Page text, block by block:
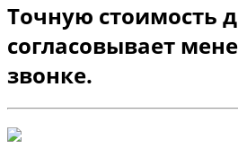
Точную стоимость
согласовывает
звонке.